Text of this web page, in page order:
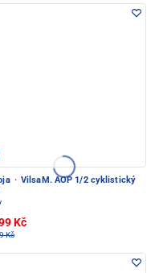
- PEC POD SNĚŽKOU
· VilsaM. AOP 1/2 cyklistický
Kč
Kč